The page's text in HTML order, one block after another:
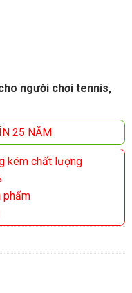
người chơi tennis,
25 NĂM
kém chất lượng
phẩm